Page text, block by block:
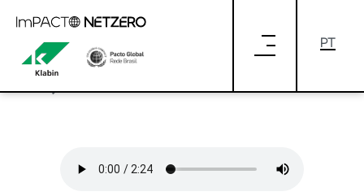
Entrevista_Natalie_Audio01
Entrevista_Natalie_Audio01 (Versão
1.0)